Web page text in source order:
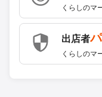
くらしのマ
出店者
くらしのマ